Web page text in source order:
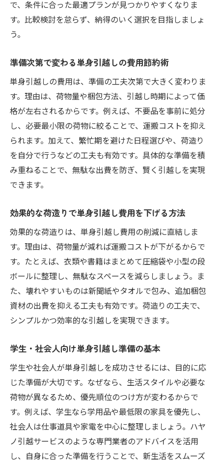
術
備
で、条件に合った最適プランが見つかりやすくなりま
す。比較検討を怠らず、納得のいく選択を目指しましょ
う。
準備次第で変わる単身引越しの費用節約術
単身引越しの費用は、準備の工夫次第で大きく変わりま
す。理由は、荷物量や梱包方法、引越し時期によって価
格が左右されるからです。例えば、不要品を事前に処分
し、必要最小限の荷物に絞ることで、運搬コストを抑え
られます。加えて、繁忙期を避けた日程選びや、荷造り
を自分で行うなどの工夫も有効です。具体的な準備を積
み重ねることで、無駄な出費を防ぎ、賢く引越しを実現
できます。
効果的な荷造りで単身引越し費用を下げる方法
効果的な荷造りは、単身引越し費用の削減に直結しま
す。理由は、荷物量が減れば運搬コストが下がるからで
す。たとえば、衣類や書籍はまとめて圧縮袋や小型の段
ボールに整理し、無駄なスペースを減らしましょう。ま
た、壊れやすいものは新聞紙やタオルで包み、追加梱包
資材の出費を抑える工夫も有効です。荷造りの工夫で、
シンプルかつ効率的な引越しを実現できます。
学生・社会人向け単身引越し準備の基本
学生や社会人が単身引越しを成功させるには、目的に応
じた準備が大切です。なぜなら、生活スタイルや必要な
荷物が異なるため、優先順位のつけ方が変わるからで
す。例えば、学生なら学用品や最低限の家具を優先し、
社会人は仕事道具や家電を中心に整理しましょう。ハヤ
ノ引越サービスのような専門業者のアドバイスを活用
し、自身に合った準備を行うことで、新生活をスムーズ